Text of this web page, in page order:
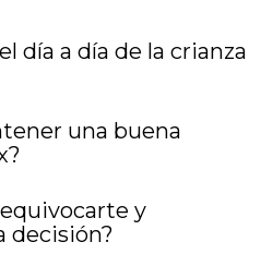
día a día de la crianza
una buena
y
decisión?